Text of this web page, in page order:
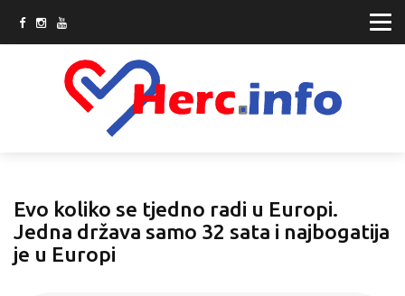
Evo koliko se tjedno radi u Europi.
Jedna država samo 32 sata i najbogatija
je u Europi